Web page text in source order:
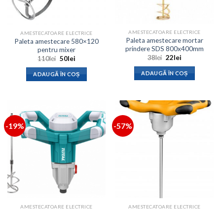
AMESTECATOARE ELECTRICE
Paleta amestecare 580×120
pentru mixer
110lei Prețul
a
fost:
110lei.
50leiPrețul
este:
50lei.
ADAUGĂ ÎN COȘ
AMESTECATOARE ELECTRICE
Paleta amestecare mortar
prindere SDS 800x400mm
38lei Prețul
a
fost:
38lei.
22leiPrețul
este:
22lei.
ADAUGĂ ÎN COȘ
-19%
AMESTECATOARE ELECTRICE
-57%
AMESTECATOARE ELECTRICE